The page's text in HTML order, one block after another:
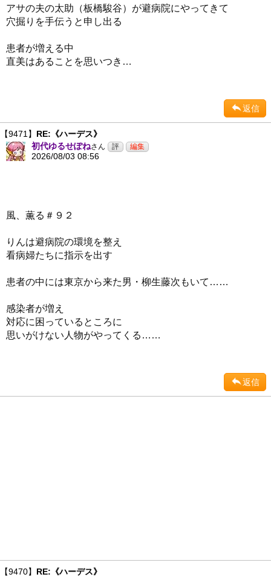
アサの夫の太助（板橋駿谷）が避病院にやってきて
穴掘りを手伝うと申し出る
患者が増える中
直美はあることを思いつき…
返信
【9471】 RE:《ハーデス》
初代ゆるせぽねさん
2026/08/03 08:56
風、薫る＃９２
りんは避病院の環境を整え
看病婦たちに指示を出す
患者の中には東京から来た男・柳生藤次もいて……
感染者が増え
対応に困っているところに
思いがけない人物がやってくる……
返信
【9470】 RE:《ハーデス》